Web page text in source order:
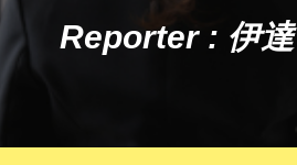
Reporter : 伊達